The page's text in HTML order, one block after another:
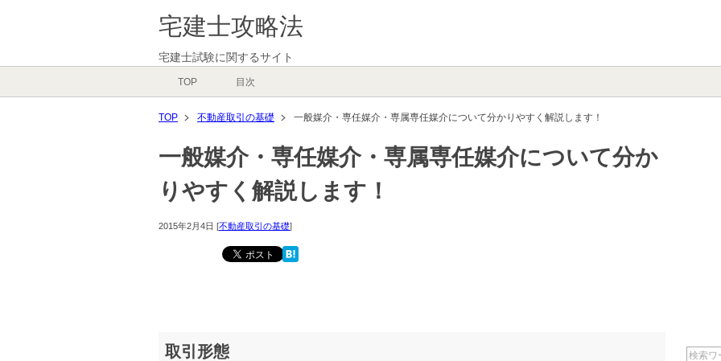
宅建士攻略法
宅建士試験に関するサイト
TOP 目次
TOP 不動産取引の基礎 一般媒介・専任媒介・専属専任媒介について分かりやすく解説します！
一般媒介・専任媒介・専属専任媒介について分か
りやすく解説します！
2015年2月4日 [不動産取引の基礎]
取引形態